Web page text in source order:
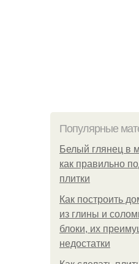
Популярные
Белый глянец в
как правильно
плитки
Как построить
из глины и
блоки, их
недостатки